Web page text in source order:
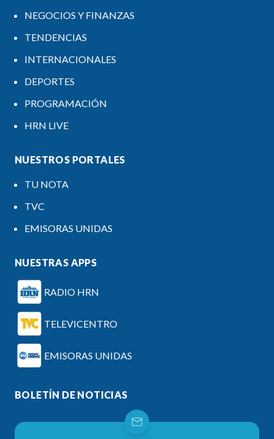
NEGOCIOS Y FINANZAS
TENDENCIAS
INTERNACIONALES
DEPORTES
PROGRAMACIÓN
HRN LIVE
NUESTROS PORTALES
TU NOTA
TVC
EMISORAS UNIDAS
NUESTRAS APPS
RADIO HRN
TELEVICENTRO
EMISORAS UNIDAS
BOLETÍN DE NOTICIAS